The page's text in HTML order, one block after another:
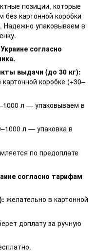
позиции, которые
картонной коробки
упаковываем в
согласно
выдачи (до 30 кг):
коробке (+30–
л — упаковываем в
л — упаковка в
по предоплате
согласно тарифам
желательно в картонной
доплату за ручную